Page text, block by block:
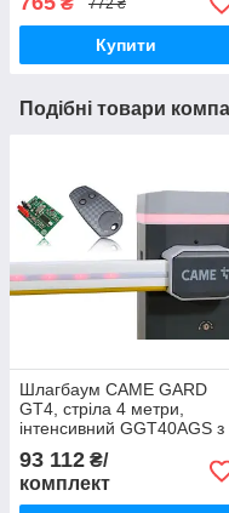
772 ₴
Купити
Подібні товари
Шлагбаум CAME GARD
GT4, стріла 4 метри,
інтенсивний GGT40AGS з
432EE
93 112 ₴/
комплект